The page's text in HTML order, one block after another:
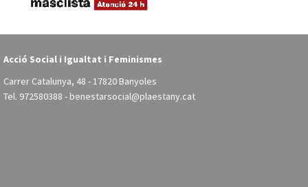
Acció Social i Igualtat i Feminismes
Carrer Catalunya, 48 - 17820 Banyoles
Tel. 972580388 - benestarsocial@plaestany.cat